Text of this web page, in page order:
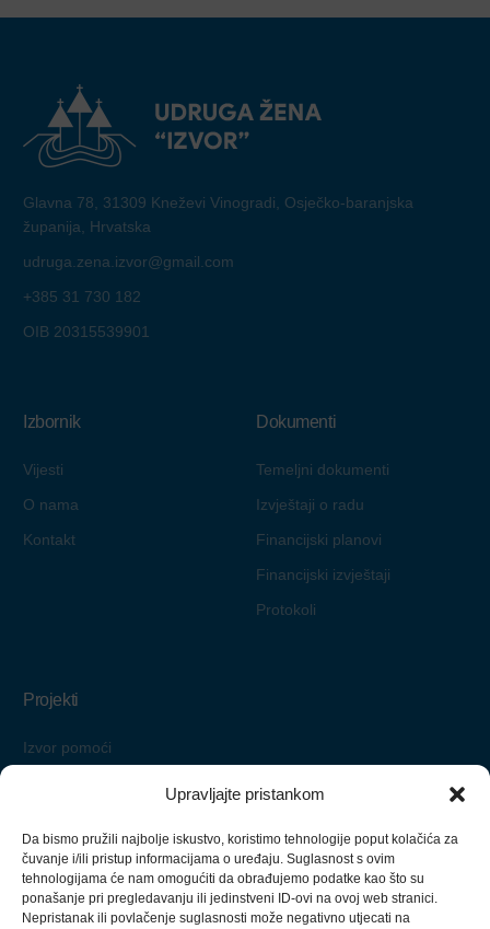
Upravljajte pristankom
Da bismo pružili najbolje iskustvo, koristimo tehnologije poput kolačića za
čuvanje i/ili pristup informacijama o uređaju. Suglasnost s ovim
tehnologijama će nam omogućiti da obrađujemo podatke kao što su
ponašanje pri pregledavanju ili jedinstveni ID-ovi na ovoj web stranici.
Nepristanak ili povlačenje suglasnosti može negativno utjecati na
Glavna 78, 31309 Kneževi Vinogradi, Osječko-baranjska
županija, Hrvatska
udruga.zena.izvor@gmail.com
+385 31 730 182
OIB 20315539901
Izbornik
Vijesti
O nama
Kontakt
Dokumenti
Temeljni dokumenti
Izvještaji o radu
Financijski planovi
Financijski izvještaji
Protokoli
Projekti
Izvor pomoći
Zaželi i ostani